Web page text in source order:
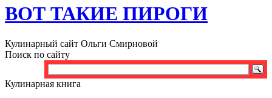
ВОТ ТАКИЕ ПИРОГИ
Кулинарный сайт Ольги Смирновой
Поиск по сайту
Кулинарная книга